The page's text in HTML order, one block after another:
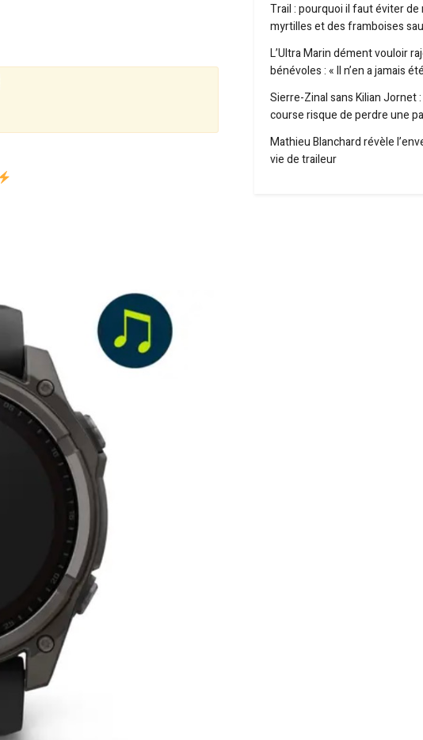
Trail : pourquoi il faut éviter de
myrtilles et des framboises
L’Ultra Marin dément vouloir
bénévoles : « Il n’en a jamais
Sierre-Zinal sans Kilian Jornet
course risque de perdre une
Mathieu Blanchard révèle
vie de traileur